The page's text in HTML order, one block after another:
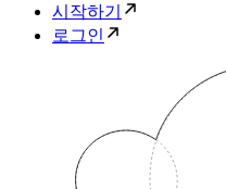
시작하기
로그인